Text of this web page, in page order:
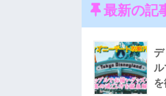
最新の記
デ